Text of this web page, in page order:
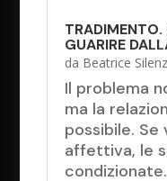
TRADIMENTO.
GUARIRE
da Beatrice
Il problema
ma la
possibile. Se
affettiva, le
condizionate.